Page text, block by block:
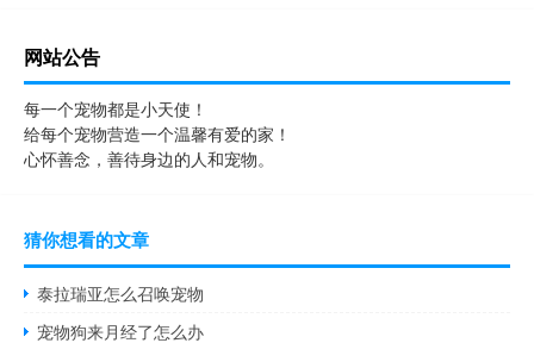
网站公告
每一个宠物都是小天使！
给每个宠物营造一个温馨有爱的家！
心怀善念，善待身边的人和宠物。
猜你想看的文章
泰拉瑞亚怎么召唤宠物
宠物狗来月经了怎么办